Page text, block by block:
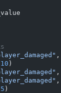
,
10 )
,
,
5 )